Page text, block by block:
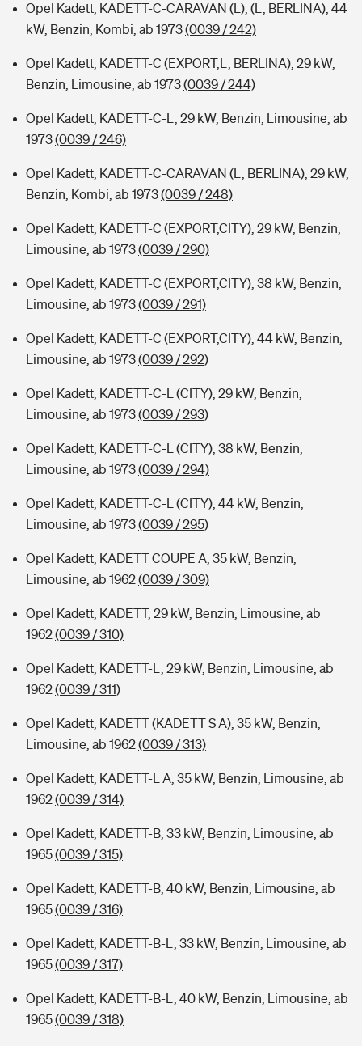
Opel Kadett, KADETT-C-CARAVAN (L), (L, BERLINA), 44
kW, Benzin, Kombi, ab 1973(0039 / 242)
Opel Kadett, KADETT-C (EXPORT,L, BERLINA), 29 kW,
Benzin, Limousine, ab 1973(0039 / 244)
Opel Kadett, KADETT-C-L, 29 kW, Benzin, Limousine, ab
1973(0039 / 246)
Opel Kadett, KADETT-C-CARAVAN (L, BERLINA), 29 kW,
Benzin, Kombi, ab 1973(0039 / 248)
Opel Kadett, KADETT-C (EXPORT,CITY), 29 kW, Benzin,
Limousine, ab 1973(0039 / 290)
Opel Kadett, KADETT-C (EXPORT,CITY), 38 kW, Benzin,
Limousine, ab 1973(0039 / 291)
Opel Kadett, KADETT-C (EXPORT,CITY), 44 kW, Benzin,
Limousine, ab 1973(0039 / 292)
Opel Kadett, KADETT-C-L (CITY), 29 kW, Benzin,
Limousine, ab 1973(0039 / 293)
Opel Kadett, KADETT-C-L (CITY), 38 kW, Benzin,
Limousine, ab 1973(0039 / 294)
Opel Kadett, KADETT-C-L (CITY), 44 kW, Benzin,
Limousine, ab 1973(0039 / 295)
Opel Kadett, KADETT COUPE A, 35 kW, Benzin,
Limousine, ab 1962(0039 / 309)
Opel Kadett, KADETT, 29 kW, Benzin, Limousine, ab
1962(0039 / 310)
Opel Kadett, KADETT-L, 29 kW, Benzin, Limousine, ab
1962(0039 / 311)
Opel Kadett, KADETT (KADETT S A), 35 kW, Benzin,
Limousine, ab 1962(0039 / 313)
Opel Kadett, KADETT-L A, 35 kW, Benzin, Limousine, ab
1962(0039 / 314)
Opel Kadett, KADETT-B, 33 kW, Benzin, Limousine, ab
1965(0039 / 315)
Opel Kadett, KADETT-B, 40 kW, Benzin, Limousine, ab
1965(0039 / 316)
Opel Kadett, KADETT-B-L, 33 kW, Benzin, Limousine, ab
1965(0039 / 317)
Opel Kadett, KADETT-B-L, 40 kW, Benzin, Limousine, ab
1965(0039 / 318)